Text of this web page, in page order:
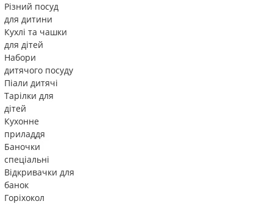
Різний посуд
для дитини
Кухлі та чашки
для дітей
Набори
дитячого посуду
Піали дитячі
Тарілки для
дітей
Кухонне
приладдя
Баночки
спеціальні
Відкривачки для
банок
Горіхокол